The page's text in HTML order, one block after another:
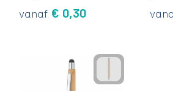
vanaf € 0,30